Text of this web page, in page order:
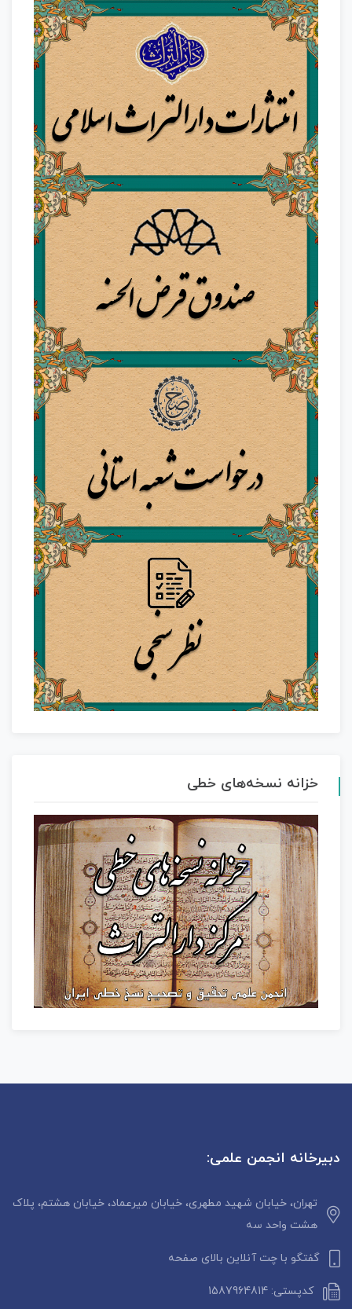
خزانه نسخه‌های خطی
دبیرخانه انجمن علمی:
تهران، خیابان شهید مطهری، خیابان میرعماد، خیابان هشتم، پلاک
هشت واحد سه
گفتگو با چت آنلاین بالای صفحه
کدپستی: 1587964814